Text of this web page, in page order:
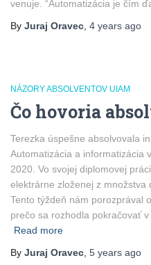
venuje. “Automatizácia je čím
By Juraj Oravec 4 years ago
NÁZORY ABSOLVENTOV UIAM
Čo hovoria
Terezka úspešne absolvovala
Automatizácia a informatizácia
2020. Vo svojej diplomovej
elektrárne zloženej z množstva
Tento týždeň nám porozprával
prečo sa rozhodla pokračovať
Read more
By Juraj Oravec 5 years ago